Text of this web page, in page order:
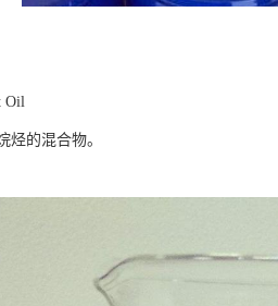
Oil
烃的混合物。